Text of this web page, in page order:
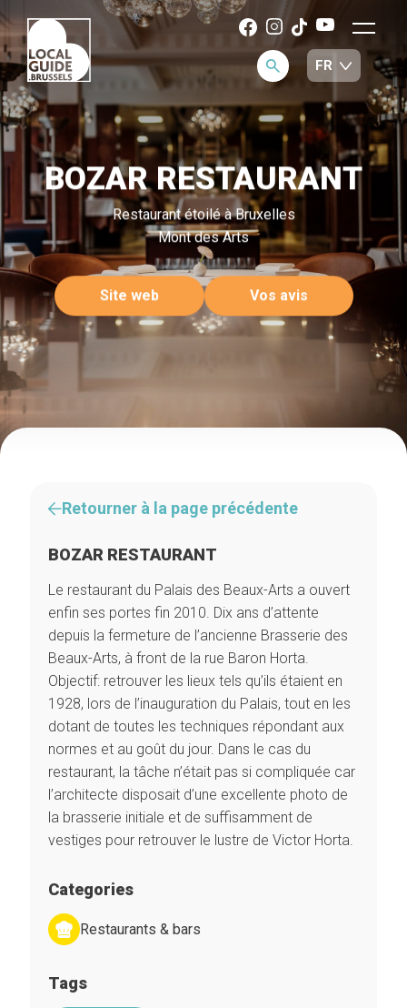
BOZAR RESTAURANT
Restaurant étoilé à Bruxelles
Mont des Arts
Site web Vos avis
Retourner à la page précédente
BOZAR RESTAURANT
Le restaurant du Palais des Beaux-Arts a ouvert
enfin ses portes fin 2010. Dix ans d’attente
depuis la fermeture de l’ancienne Brasserie des
Beaux-Arts, à front de la rue Baron Horta.
Objectif: retrouver les lieux tels qu’ils étaient en
1928, lors de l’inauguration du Palais, tout en les
dotant de toutes les techniques répondant aux
normes et au goût du jour. Dans le cas du
restaurant, la tâche n’était pas si compliquée car
l’architecte disposait d’une excellente photo de
la brasserie initiale et de suffisamment de
vestiges pour retrouver le lustre de Victor Horta.
Categories
Restaurants & bars
Tags